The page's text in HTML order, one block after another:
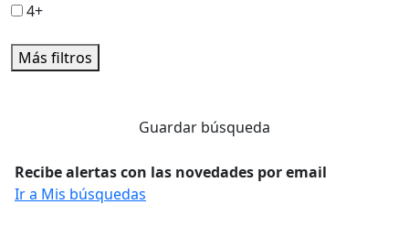
4+
Más filtros
Guardar búsqueda
Recibe alertas con las novedades por email
Ir a Mis búsquedas